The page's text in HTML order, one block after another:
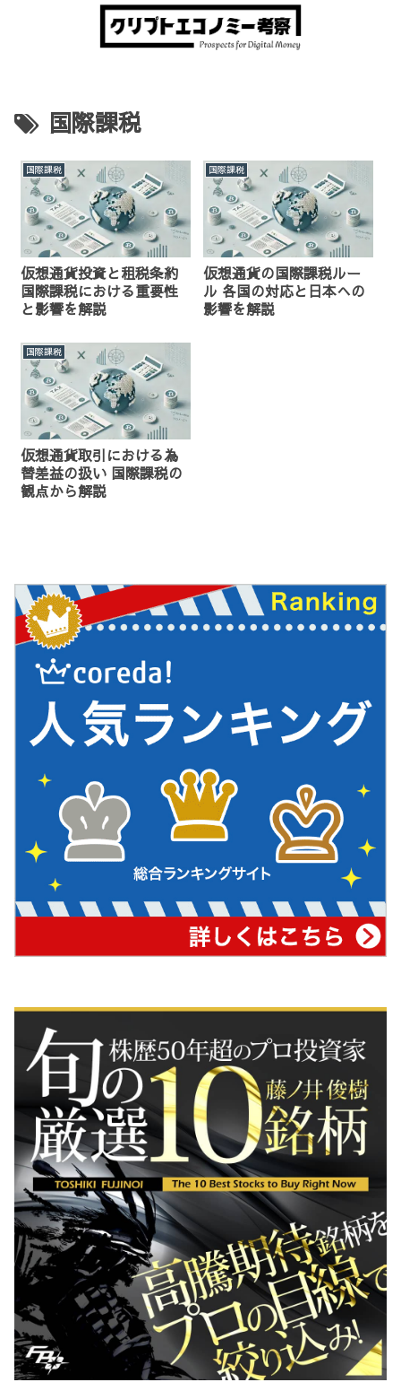
国際課税
国際課税
仮想通貨投資と租税条約
国際課税における重要性
と影響を解説
国際課税
仮想通貨の国際課税ルー
ル 各国の対応と日本への
影響を解説
国際課税
仮想通貨取引における為
替差益の扱い 国際課税の
観点から解説